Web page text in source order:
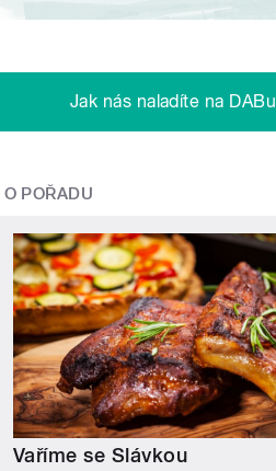
Jak nás naladíte na DABu
O POŘADU
Vaříme se Slávkou